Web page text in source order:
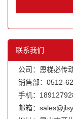
联系我们
公司：恩梯必传
销售部：0512-
手机：
邮箱：